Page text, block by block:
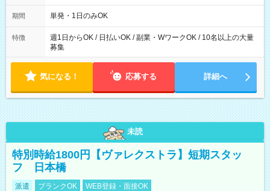
勤務 勤務：月・水・金 休み：火・木・土・日 好きな時にお仕事
可能です！ ※1日あたりの最大実働時間は日勤、夜勤共に勤務し
期間 単発・1日のみOK
特徴
週1日からOK / 日払いOK / 副業・WワークOK / 10名以上の大量
募集
気になる！ 応募する 詳細へ
未読
特別時給1800円【ヴァレクストラ】短期スタッ
フ 日本橋
派遣 ブランクOK WEB登録・面接OK